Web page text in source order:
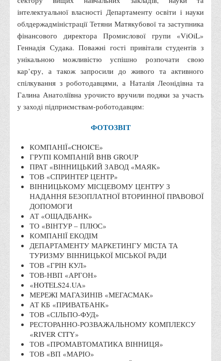
Кафедри
Маркетингу та реклами
Товарознавства, експертизи та торговельного
Туризму та готельно-ресторанної справи
Фізичного виховання та спорту
Менеджменту та публічного управління
Права
Обліку та оподаткування
Фінансів
Іноземної філології та перекладу
Відділи
Реклами та зв'язків з громадськістю
Наукової роботи та міжнародної співпраці
Здобутки студентів
Матеріали наукових конференцій та вебінарів
Міжнародна діяльність
Закордонні партнери
Програми подвійного диплому
Програми стажування (міжнародна практика)
Міжнародні проєкти
інтелектуальної власності Департаменту освіти і науки
облдержадміністрації Тетяни Матякубової та заступника
фінансового директора Промислової групи «ViOiL»
Геннадія Судака. Поважні гості привітали студентів з
унікальною можливістю успішно розпочати свою
кар’єру, а також запросили до живого та активного
спілкування з роботодавцями, а Наталія Леонідівна та
Галина Анатоліївна урочисто вручили подяки за участь
у заході підприємствам-роботодавцям:
ФОТОЗВІТ
КОМПАНІЇ«CHOICE»
ГРУПІ КОМПАНІЙ BHB GROUP
ПРАТ «ВІННИЦЬКИЙ ЗАВОД «МАЯК»
ТОВ «СПРИНТЕР ЦЕНТР»
ВІННИЦЬКОМУ МІСЦЕВОМУ ЦЕНТРУ З
НАДАННЯ БЕЗОПЛАТНОЇ ВТОРИННОЇ ПРАВОВОЇ
ДОПОМОГИ
АТ «ОЩАДБАНК»
ТО «ВІНТУР – ПЛЮС»
КОМПАНІЇ ЕКОДІМ
ДЕПАРТАМЕНТУ МАРКЕТИНГУ МІСТА ТА
ТУРИЗМУ ВІННИЦЬКОЇ МІСЬКОЇ РАДИ
ТОВ «ГРІН КУЛ»
ТОВ-НВП «АРГОН»
«HOTELS24.UA»
МЕРЕЖІ МАГАЗИНІВ «МЕГАСМАК»
АТ КБ «ПРИВАТБАНК»
ТОВ «СІЛЬПО-ФУД»
РЕСТОРАННО-РОЗВАЖАЛЬНОМУ КОМПЛЕКСУ
«RIVER CITY»
ТОВ «ПРОМАВТОМАТИКА ВІННИЦЯ»
ТОВ «ВП «МАРІО»